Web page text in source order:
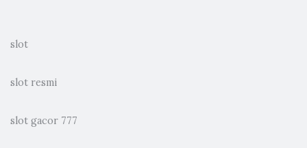
slot
slot resmi
slot gacor 777